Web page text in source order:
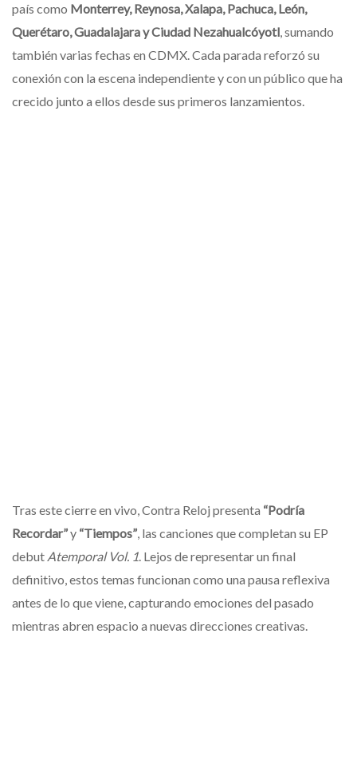
país como Monterrey, Reynosa, Xalapa, Pachuca, León,
Querétaro, Guadalajara y Ciudad Nezahualcóyotl, sumando
también varias fechas en CDMX. Cada parada reforzó su
conexión con la escena independiente y con un público que ha
crecido junto a ellos desde sus primeros lanzamientos.
Tras este cierre en vivo, Contra Reloj presenta “Podría
Recordar”y “Tiempos” , las canciones que completan su EP
debut Atemporal Vol. 1 . Lejos de representar un final
definitivo, estos temas funcionan como una pausa reflexiva
antes de lo que viene, capturando emociones del pasado
mientras abren espacio a nuevas direcciones creativas.